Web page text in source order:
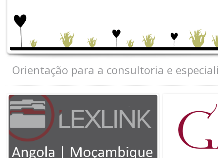
Orientação para a consultoria e